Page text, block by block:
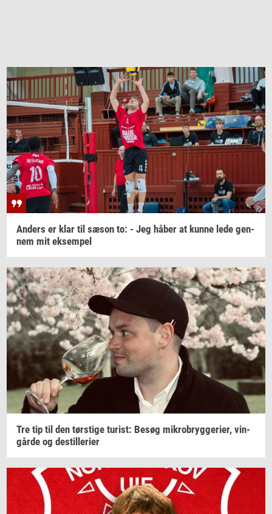
An­ders er klar til sæson to: - Jeg håber at kunne lede gen­
nem mit ek­sem­pel
Tre tip til den tørsti­ge turist: Besøg mi­kro­bryg­ge­ri­er, vin­
går­de og destil­le­ri­er